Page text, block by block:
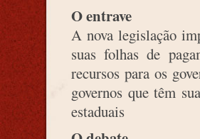
O entrave
A nova legislação
suas folhas de
recursos para os
governos que têm
estaduais